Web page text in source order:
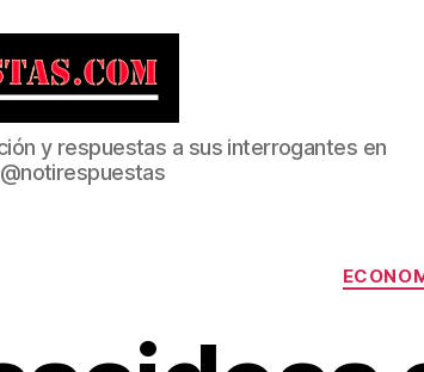
y respuestas a sus interrogantes en